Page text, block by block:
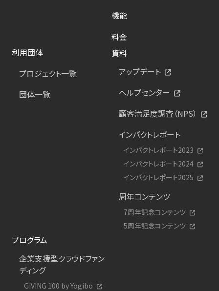
機能
料金
利用団体
プロジェクト一覧
団体一覧
資料
アップデート
ヘルプセンター
顧客満足度調査（NPS）
インパクトレポート
インパクトレポート2023
インパクトレポート2024
インパクトレポート2025
周年コンテンツ
7周年記念コンテンツ
5周年記念コンテンツ
プログラム
企業支援型クラウドファン
ディング
GIVING 100 by Yogibo